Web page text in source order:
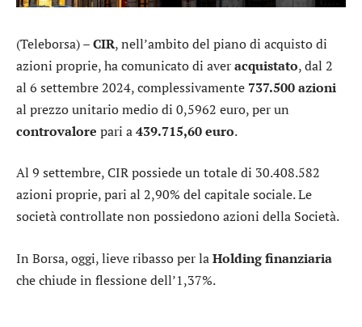
(Teleborsa) –CIR, nell’ambito del piano di acquisto di
azioni proprie, ha comunicato di averacquistato, dal 2
al 6 settembre 2024, complessivamente737.500 azioni
al prezzo unitario medio di 0,5962 euro, per un
controvalore pari a439.715,60 euro.
Al 9 settembre, CIR possiede un totale di 30.408.582
azioni proprie, pari al 2,90% del capitale sociale. Le
società controllate non possiedono azioni della Società.
In Borsa, oggi, lieve ribasso per laHolding finanziaria
che chiude in flessione dell’1,37%.